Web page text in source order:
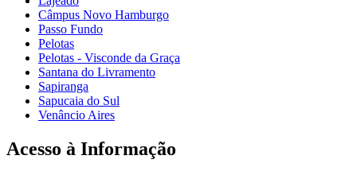
Câmpus Novo Hamburgo
Passo Fundo
Pelotas
Pelotas - Visconde da Graça
Santana do Livramento
Sapiranga
Sapucaia do Sul
Venâncio Aires
Acesso à Informação